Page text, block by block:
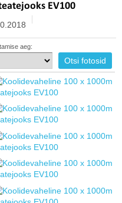
EV100
aeg: